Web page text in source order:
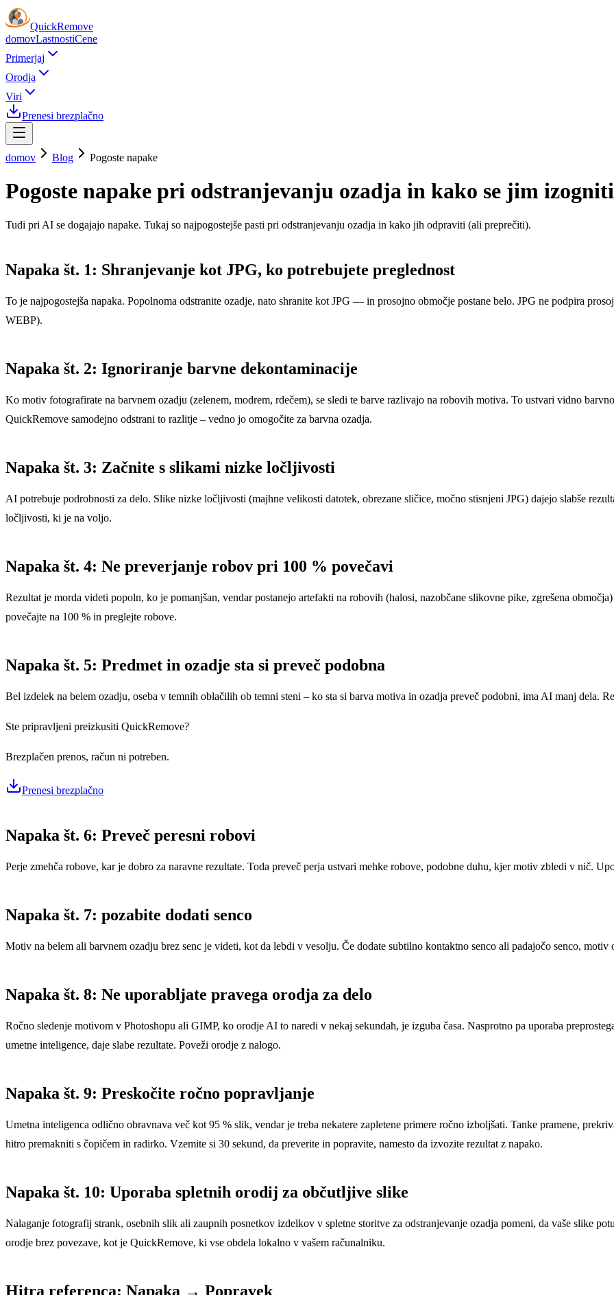
QuickRemove
domovLastnostiCene
Primerjaj
Orodja
Viri
Prenesi brezplačno
domov Blog Pogoste napake
Pogoste napake pri odstranjevanju ozadja in kako se jim izogniti
Tudi pri AI se dogajajo napake. Tukaj so najpogostejše pasti pri odstranjevanju ozadja in kako jih odpraviti (ali preprečiti).
Napaka št. 1: Shranjevanje kot JPG, ko potrebujete preglednost
To je najpogostejša napaka. Popolnoma odstranite ozadje, nato shranite kot JPG — in prosojno območje postane belo. JPG ne podpira
WEBP).
Napaka št. 2: Ignoriranje barvne dekontaminacije
Ko motiv fotografirate na barvnem ozadju (zelenem, modrem, rdečem), se sledi te barve razlivajo na robovih motiva. To ustvari vidno
QuickRemove samodejno odstrani to razlitje – vedno jo omogočite za barvna ozadja.
Napaka št. 3: Začnite s slikami nizke ločljivosti
AI potrebuje podrobnosti za delo. Slike nizke ločljivosti (majhne velikosti datotek, obrezane sličice, močno stisnjeni JPG) dajejo slabše
ločljivosti, ki je na voljo.
Napaka št. 4: Ne preverjanje robov pri 100 % povečavi
Rezultat je morda videti popoln, ko je pomanjšan, vendar postanejo artefakti na robovih (halosi, nazobčane slikovne pike, zgrešena
povečajte na 100 % in preglejte robove.
Napaka št. 5: Predmet in ozadje sta si preveč podobna
Bel izdelek na belem ozadju, oseba v temnih oblačilih ob temni steni – ko sta si barva motiva in ozadja preveč podobni, ima AI manj dela.
Ste pripravljeni preizkusiti QuickRemove?
Brezplačen prenos, račun ni potreben.
Prenesi brezplačno
Napaka št. 6: Preveč peresni robovi
Perje zmehča robove, kar je dobro za naravne rezultate. Toda preveč perja ustvari mehke robove, podobne duhu, kjer motiv zbledi v nič.
Napaka št. 7: pozabite dodati senco
Motiv na belem ali barvnem ozadju brez senc je videti, kot da lebdi v vesolju. Če dodate subtilno kontaktno senco ali padajočo senco,
Napaka št. 8: Ne uporabljate pravega orodja za delo
Ročno sledenje motivom v Photoshopu ali GIMP, ko orodje AI to naredi v nekaj sekundah, je izguba časa. Nasprotno pa uporaba
umetne inteligence, daje slabe rezultate. Poveži orodje z nalogo.
Napaka št. 9: Preskočite ročno popravljanje
Umetna inteligenca odlično obravnava več kot 95 % slik, vendar je treba nekatere zapletene primere ročno izboljšati. Tanke pramene,
hitro premakniti s čopičem in radirko. Vzemite si 30 sekund, da preverite in popravite, namesto da izvozite rezultat z napako.
Napaka št. 10: Uporaba spletnih orodij za občutljive slike
Nalaganje fotografij strank, osebnih slik ali zaupnih posnetkov izdelkov v spletne storitve za odstranjevanje ozadja pomeni, da vaše slike
orodje brez povezave, kot je QuickRemove, ki vse obdela lokalno v vašem računalniku.
Hitra referenca: Napaka → Popravek